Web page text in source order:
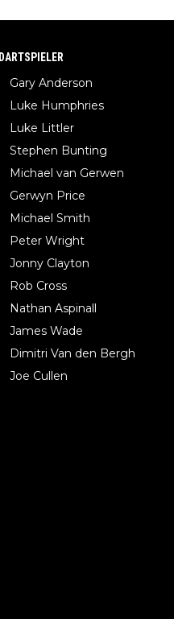
DARTSPIELER
Gary Anderson
Luke Humphries
Luke Littler
Stephen Bunting
Michael van Gerwen
Gerwyn Price
Michael Smith
Peter Wright
Jonny Clayton
Rob Cross
Nathan Aspinall
James Wade
Dimitri Van den Bergh
Joe Cullen